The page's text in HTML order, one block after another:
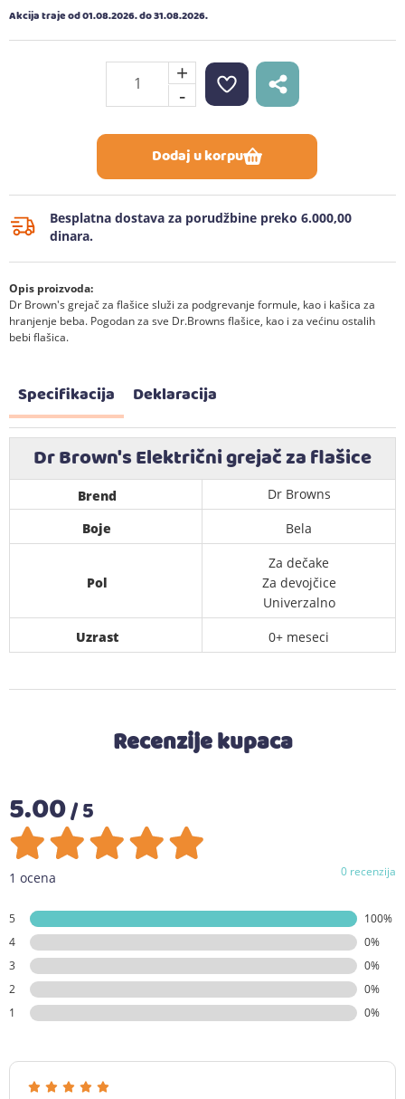
Akcija traje od 01.08.2026. do 31.08.2026.
+
-
Dodaj u korpu
Besplatna dostava za porudžbine preko 6.000,00
dinara.
Opis proizvoda:
Dr Brown's grejač za flašice služi za podgrevanje formule, kao i kašica za
hranjenje beba. Pogodan za sve Dr.Browns flašice, kao i za većinu ostalih
bebi flašica.
Specifikacija Deklaracija
Dr Brown's Električni grejač za flašice
Brend
Dr Browns
Boje
Bela
Pol
Za dečake
Za devojčice
Univerzalno
Uzrast
0+ meseci
Recenzije kupaca
5.00/ 5
1 ocena 0 recenzija
5
100%
4
0%
3
0%
2
0%
1
0%